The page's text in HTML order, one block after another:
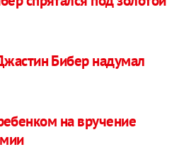
Бибер надумал
на вручение